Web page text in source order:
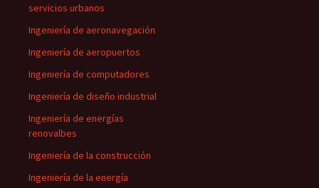
servicios urbanos
Ingeniería de aeronavegación
Ingeniería de aeropuertos
Ingeniería de computadores
Ingeniería de diseño industrial
Ingeniería de energías
renovalbes
Ingeniería de la construcción
Ingeniería de la energía